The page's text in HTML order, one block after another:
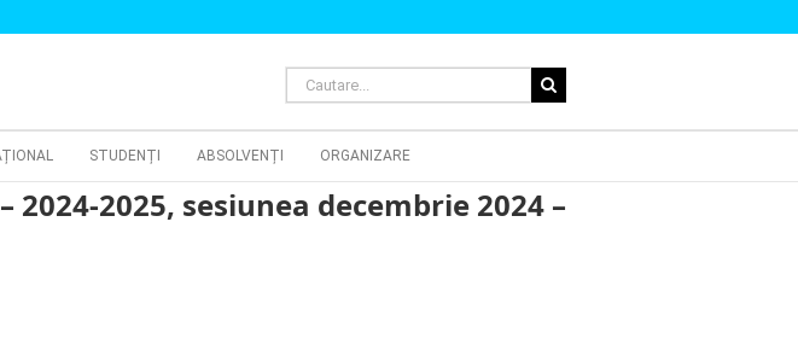
Cautare...
STUDENȚI ABSOLVENȚI ORGANIZARE
2025, sesiunea decembrie 2024 –